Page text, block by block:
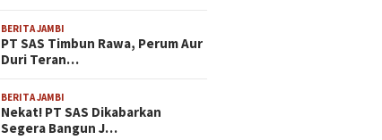
BERITA JAMBI
PT SAS Timbun Rawa, Perum Aur
Duri Teran…
BERITA JAMBI
Nekat! PT SAS Dikabarkan
Segera Bangun J…